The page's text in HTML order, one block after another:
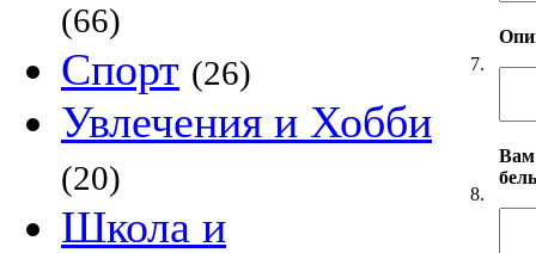
(66)
Спорт (26)
Увлечения и Хобби
(20)
Школа и
7.
8.
Вам